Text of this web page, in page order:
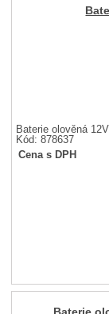
Baterie olověná
Kód: 878637
Cena s DPH